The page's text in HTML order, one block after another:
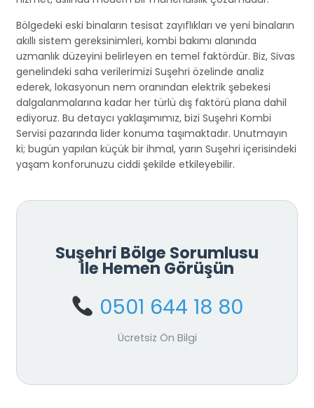
Bölgedeki eski binaların tesisat zayıflıkları ve yeni binaların
akıllı sistem gereksinimleri, kombi bakımı alanında
uzmanlık düzeyini belirleyen en temel faktördür. Biz, Sivas
genelindeki saha verilerimizi Suşehri özelinde analiz
ederek, lokasyonun nem oranından elektrik şebekesi
dalgalanmalarına kadar her türlü dış faktörü plana dahil
ediyoruz. Bu detaycı yaklaşımımız, bizi Suşehri Kombi
Servisi pazarında lider konuma taşımaktadır. Unutmayın
ki; bugün yapılan küçük bir ihmal, yarın Suşehri içerisindeki
yaşam konforunuzu ciddi şekilde etkileyebilir.
Suşehri Bölge Sorumlusu
İle Hemen Görüşün
0501 644 18 80
Ücretsiz Ön Bilgi